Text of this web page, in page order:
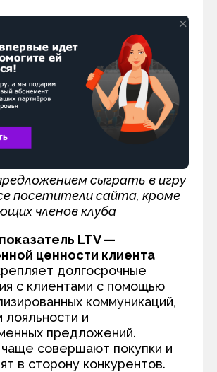
сыграть в игру
посетители сайта, кроме
членов клуба
LTV —
ценности клиента
долгосрочные
с клиентами с помощью
коммуникаций,
лояльности и
предложений.
совершают покупки и
в сторону конкурентов.